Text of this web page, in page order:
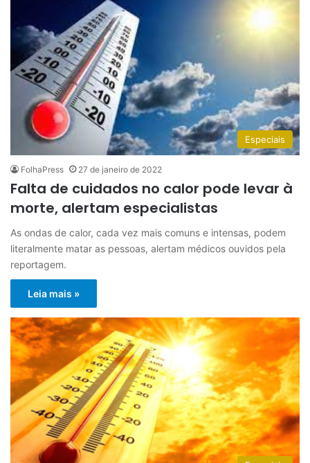
Especiais
FolhaPress 27 de janeiro de 2022
Falta de cuidados no calor pode levar à
morte, alertam especialistas
As ondas de calor, cada vez mais comuns e intensas, podem
literalmente matar as pessoas, alertam médicos ouvidos pela
reportagem.
Leia mais »